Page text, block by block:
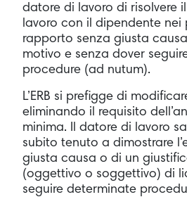
datore di lavoro di risolvere
lavoro con il dipendente nei
rapporto senza giusta
motivo e senza dover
procedure (ad nutum).
L’ERB si prefigge di
eliminando il requisito
minima. Il datore di lavoro
subito tenuto a dimostrare
giusta causa o di un
(oggettivo o soggettivo) di
seguire determinate